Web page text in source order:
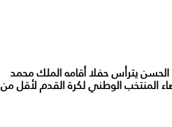
الحسن يترأس حفلا أقامه الملك محمد
الوطني لكرة القدم لأقل من